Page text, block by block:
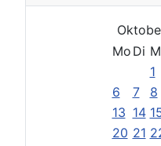
Mo Di
1
6
7 8
13 14
20 21